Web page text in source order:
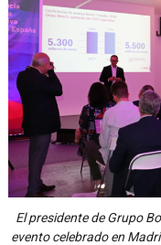
El presidente de Grupo
evento celebrado en